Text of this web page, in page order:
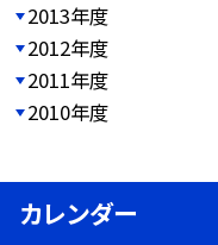
2013年度
2012年度
2011年度
2010年度
カレンダー